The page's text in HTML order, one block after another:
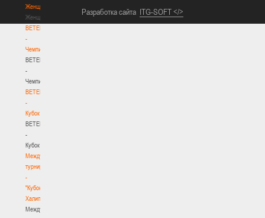
Женщины
Женщины
BETERA
-
Чемпионат
BETERA
-
Чемпионат
BETERA
-
Кубок
BETERA
-
Кубок
Международный
турнир
-
"Кубок
Халипского"
Международный
Разработка сайта ITG-SOFT </>